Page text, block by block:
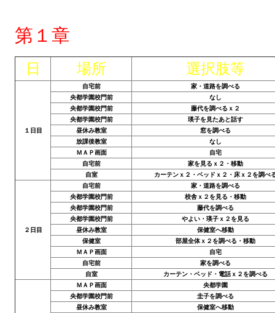
Aliens vs Predator 2 (Русские субтитры)
Новый ГГ
Моды группы
Теневой кардинал для Скайрима
Работы Alexandra10
Kitana HGEC
Apella CBBE SSE BodySlide (with Physics)
Apella 2.0 CBBE SSE BodySlide (with Physics)
Kitana CBBE SSE BodySlide (with Physics)
Nekomimi
New Light Skyrim SE
第１章
日 場所 選択肢等
１日目
自宅前
家・道路を調べる
央都学園校門前
なし
央都学園校門前
藤代を調べるｘ２
央都学園校門前
瑛子を見たあと話す
昼休み教室
窓を調べる
放課後教室
なし
ＭＡＰ画面
自宅
自宅前
家を見るｘ２・移動
自室
カーテンｘ２・ベッドｘ２・床ｘ２を調べ
２日目
自宅前
家・道路を調べる
央都学園校門前
校舎ｘ２を見る・移動
央都学園校門前
藤代を調べる
央都学園校門前
やよい・瑛子ｘ２を見る
昼休み教室
保健室へ移動
保健室
部屋全体ｘ２を調べる・移動
ＭＡＰ画面
自宅
自宅前
家を調べる
自室
カーテン・ベッド・電話ｘ２を調べる
ＭＡＰ画面
央都学園
央都学園校門前
圭子を調べる
昼休み教室
保健室へ移動